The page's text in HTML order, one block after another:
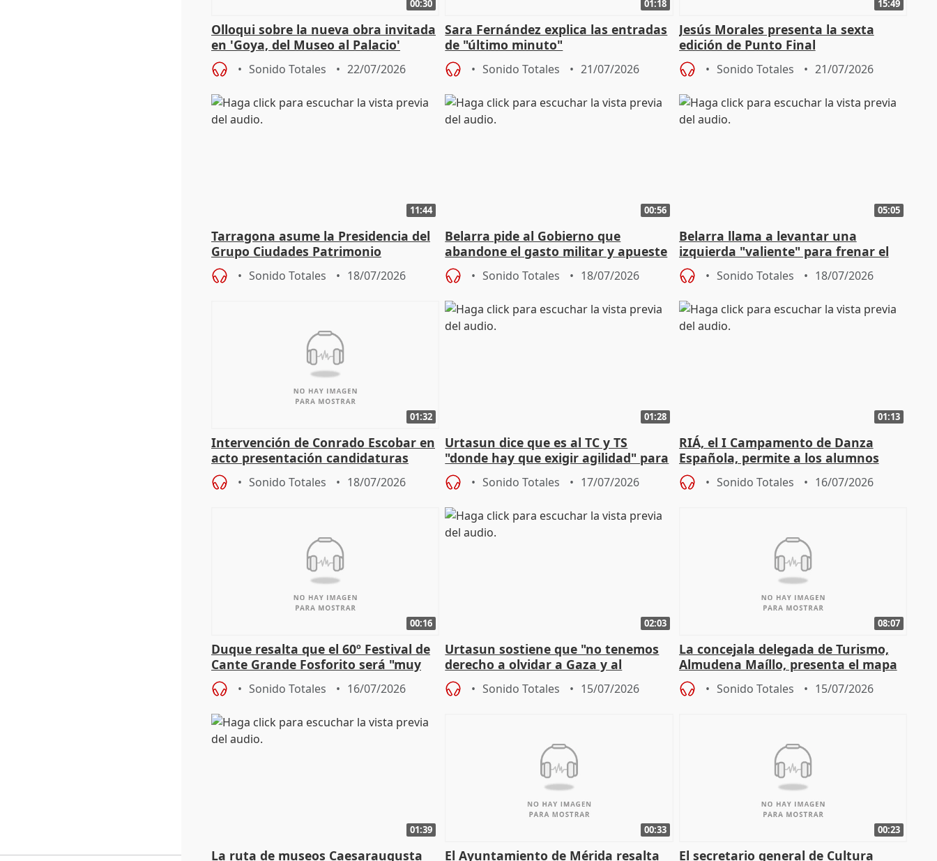
00:30
Olloqui sobre la nueva obra invitada
en 'Goya, del Museo al Palacio'
Sonido Totales 22/07/2026
01:18
Sara Fernández explica las entradas
de "último minuto"
Sonido Totales 21/07/2026
15:49
Jesús Morales presenta la sexta
edición de Punto Final
Sonido Totales 21/07/2026
11:44
Tarragona asume la Presidencia del
Grupo Ciudades Patrimonio
Sonido Totales 18/07/2026
00:56
Belarra pide al Gobierno que
abandone el gasto militar y apueste
"de verdad" por la cultura
Sonido Totales 18/07/2026
05:05
Belarra llama a levantar una
izquierda "valiente" para frenar el
avance de la extrema derecha
Sonido Totales 18/07/2026
01:32
Intervención de Conrado Escobar en
acto presentación candidaturas
alcaldes PP para 2027
Sonido Totales 18/07/2026
01:28
Urtasun dice que es al TC y TS
"donde hay que exigir agilidad" para
aplicar la Ley de Amnistía
Sonido Totales 17/07/2026
01:13
RIÁ, el I Campamento de Danza
Española, permite a los alumnos
"sacar su talento a flor de piel"
Sonido Totales 16/07/2026
00:16
Duque resalta que el 60º Festival de
Cante Grande Fosforito será "muy
especial" tras su pérdida
Sonido Totales 16/07/2026
02:03
Urtasun sostiene que "no tenemos
derecho a olvidar a Gaza y al
genocidio"
Sonido Totales 15/07/2026
08:07
La concejala delegada de Turismo,
Almudena Maíllo, presenta el mapa
'Nuevas comedias madrileñas'
Sonido Totales 15/07/2026
01:39
La ruta de museos Caesaraugusta
00:33
El Ayuntamiento de Mérida resalta
00:23
El secretario general de Cultura